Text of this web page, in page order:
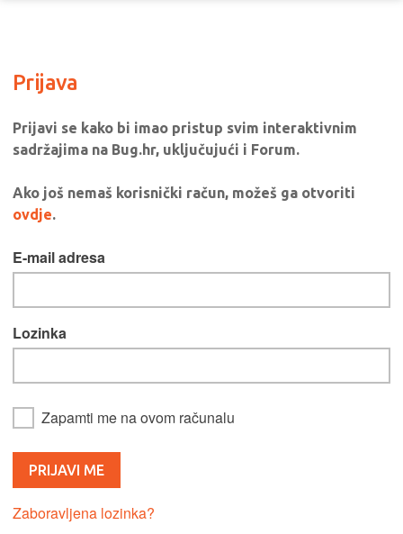
Prijava
Prijavi se kako bi imao pristup svim interaktivnim
sadržajima na Bug.hr, uključujući i Forum.
Ako još nemaš korisnički račun, možeš ga otvoriti
ovdje.
E-mail adresa
Lozinka
Zapamti me na ovom računalu
Zaboravljena lozinka?